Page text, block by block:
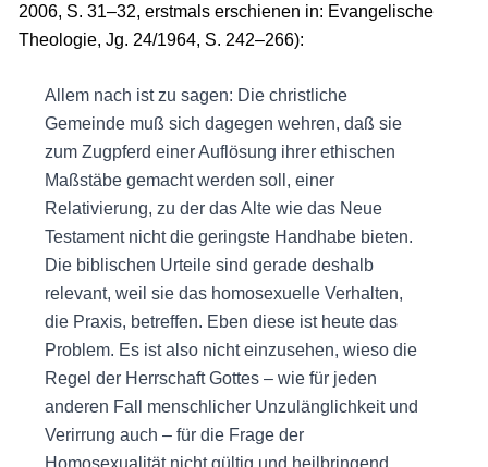
2006, S. 31–32, erstmals erschienen in: Evangelische
Theologie, Jg. 24/1964, S. 242–266):
Allem nach ist zu sagen: Die christliche
Gemeinde muß sich dagegen wehren, daß sie
zum Zugpferd einer Auflösung ihrer ethischen
Maßstäbe gemacht werden soll, einer
Relativierung, zu der das Alte wie das Neue
Testament nicht die geringste Handhabe bieten.
Die biblischen Urteile sind gerade deshalb
relevant, weil sie das homosexuelle Verhalten,
die Praxis, betreffen. Eben diese ist heute das
Problem. Es ist also nicht einzusehen, wieso die
Regel der Herrschaft Gottes – wie für jeden
anderen Fall menschlicher Unzulänglichkeit und
Verirrung auch – für die Frage der